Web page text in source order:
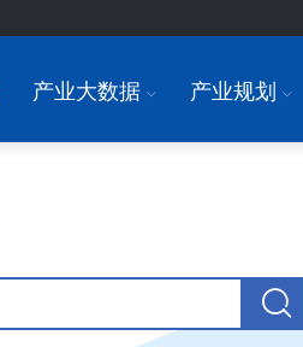
产业大数据 I 产业规划 I